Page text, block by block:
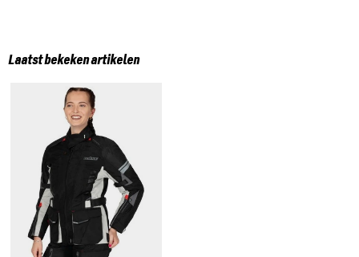
Laatst bekeken artikelen